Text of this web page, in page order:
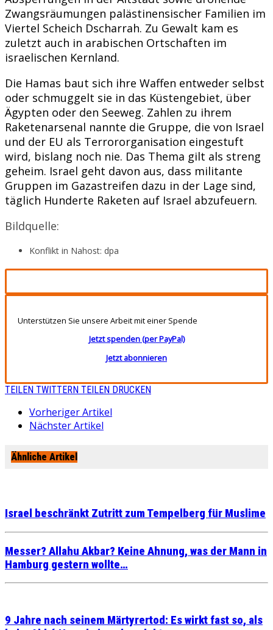
Zwangsräumungen palästinensischer Familien im
Viertel Scheich Dscharrah. Zu Gewalt kam es
zuletzt auch in arabischen Ortschaften im
israelischen Kernland.
Die Hamas baut sich ihre Waffen entweder selbst
oder schmuggelt sie in das Küstengebiet, über
Ägypten oder den Seeweg. Zahlen zu ihrem
Raketenarsenal nannte die Gruppe, die von Israel
und der EU als Terrororganisation eingestuft
wird, bislang noch nie. Das Thema gilt als streng
geheim. Israel geht davon aus, dass militante
Gruppen im Gazastreifen dazu in der Lage sind,
täglich Hunderte Raketen auf Israel abzufeuern.
Bildquelle:
Konflikt in Nahost: dpa
Unterstützen Sie unsere Arbeit mit einer Spende
Jetzt spenden (per PayPal)
Jetzt abonnieren
TEILEN TWITTERN TEILEN DRUCKEN
Vorheriger Artikel
Nächster Artikel
Ähnliche Artikel
Israel beschränkt Zutritt zum Tempelberg für Muslime
Messer? Allahu Akbar? Keine Ahnung, was der Mann in
Hamburg gestern wollte…
9 Jahre nach seinem Märtyrertod: Es wirkt fast so, als